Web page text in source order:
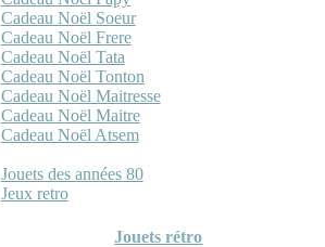
Cadeau Noël Soeur
Cadeau Noël Frere
Cadeau Noël Tata
Cadeau Noël Tonton
Cadeau Noël Maitresse
Cadeau Noël Maitre
Cadeau Noël Atsem
Jouets des années 80
Jeux retro
Jouets rétro